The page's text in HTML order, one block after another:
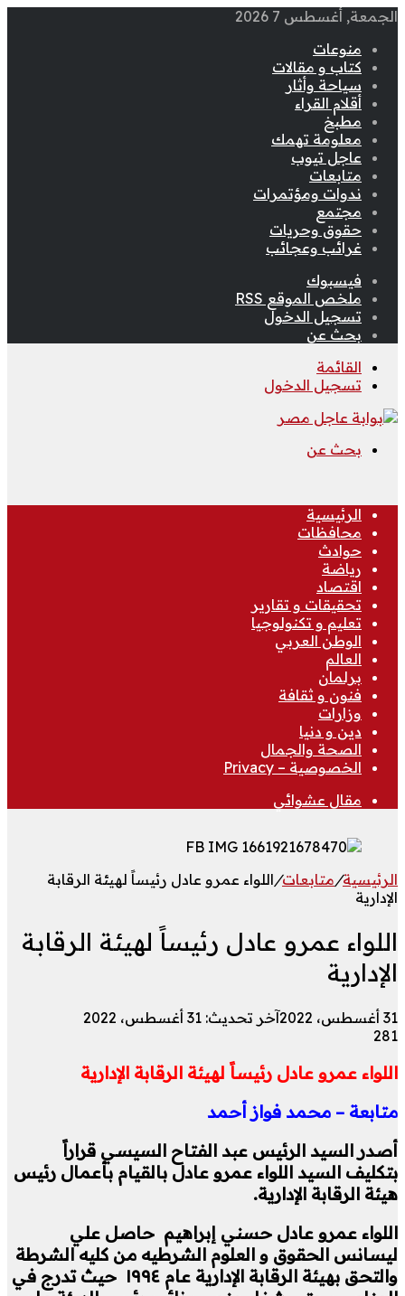
الجمعة, أغسطس 7 2026
منوعات
كتاب و مقالات
سياحة وأثار
أقلام القراء
مطبخ
معلومة تهمك
عاجل تيوب
متابعات
ندوات ومؤتمرات
مجتمع
حقوق وحريات
غرائب وعجائب
فيسبوك
ملخص الموقع RSS
تسجيل الدخول
بحث عن
القائمة
تسجيل الدخول
بحث عن
الرئيسية
محافظات
حوادث
رياضة
اقتصاد
تحقيقات و تقارير
تعليم و تكنولوجيا
الوطن العربي
العالم
برلمان
فنون و ثقافة
وزارات
دين و دنيا
الصحة والجمال
الخصوصية – Privacy
مقال عشوائي
الرئيسية/متابعات/اللواء عمرو عادل رئيساً لهيئة الرقابة
الإدارية
اللواء عمرو عادل رئيساً لهيئة الرقابة
الإدارية
31 أغسطس، 2022
آخر تحديث: 31 أغسطس، 2022
281
اللواء عمرو عادل رئيساً لهيئة الرقابة الإدارية
متابعة – محمد فواز أحمد
أصدر السيد الرئيس عبد الفتاح السيسي قراراً
بتكليف السيد اللواء عمرو عادل بالقيام بأعمال رئيس
هيئة الرقابة الإدارية.
اللواء عمرو عادل حسني إبراهيم حاصل علي
ليسانس الحقوق و العلوم الشرطيه من كليه الشرطة
والتحق بهيئة الرقابة الإدارية عام ١٩٩٤ حيث تدرج في